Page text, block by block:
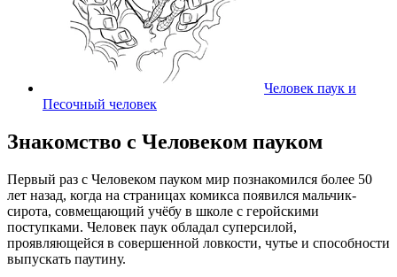
Человек паук и
Песочный человек
Знакомство с Человеком пауком
Первый раз с Человеком пауком мир познакомился более 50
лет назад, когда на страницах комикса появился мальчик-
сирота, совмещающий учёбу в школе с геройскими
поступками. Человек паук обладал суперсилой,
проявляющейся в совершенной ловкости, чутье и способности
выпускать паутину.